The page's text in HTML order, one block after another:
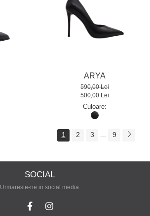
ARYA
590,00 Lei
500,00 Lei
Culoare:
1 2 3 ... 9
SOCIAL
Urmareste-ne in social media